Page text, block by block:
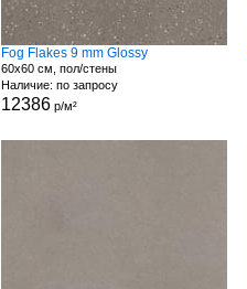
Fog Flakes 9 mm Glossy
60x60 см, пол/стены
Наличие: по запросу
12386 р/м²